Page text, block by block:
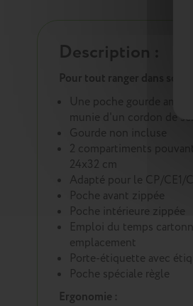
Description :
Pour tout ranger dans son
Une poche gourde
munie d'un cordon de
Gourde non incluse
2 compartiments
24x32 cm
Adapté pour le CP/CE1/
Poche avant zippée
Poche intérieure zippée
Emploi du temps
emplacement
Porte-étiquette avec
Poche spéciale règle
Ergonomie :